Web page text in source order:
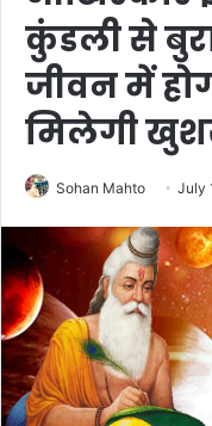
कुंडली से
जीवन में
मिलेगी
Sohan Mahto July